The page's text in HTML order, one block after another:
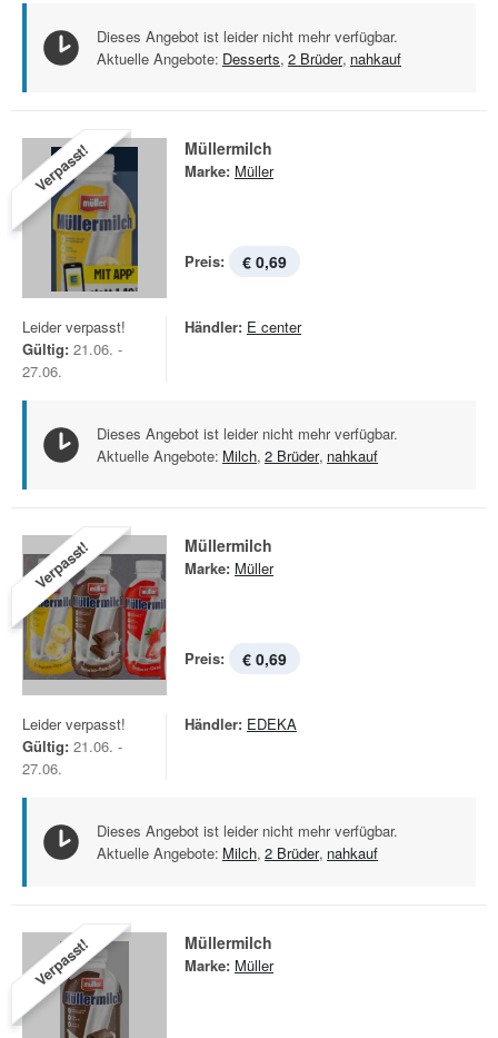
Dieses Angebot ist leider nicht mehr verfügbar.
Aktuelle Angebote: Desserts, 2 Brüder, nahkauf
Verpasst! Müllermilch
Marke: Müller
Preis: € 0,69
Leider verpasst!
Gültig: 21.06. -
27.06.
Händler: E center
Dieses Angebot ist leider nicht mehr verfügbar.
Aktuelle Angebote: Milch, 2 Brüder, nahkauf
Verpasst! Müllermilch
Marke: Müller
Preis: € 0,69
Leider verpasst!
Gültig: 21.06. -
27.06.
Händler: EDEKA
Dieses Angebot ist leider nicht mehr verfügbar.
Aktuelle Angebote: Milch, 2 Brüder, nahkauf
Verpasst! Müllermilch
Marke: Müller